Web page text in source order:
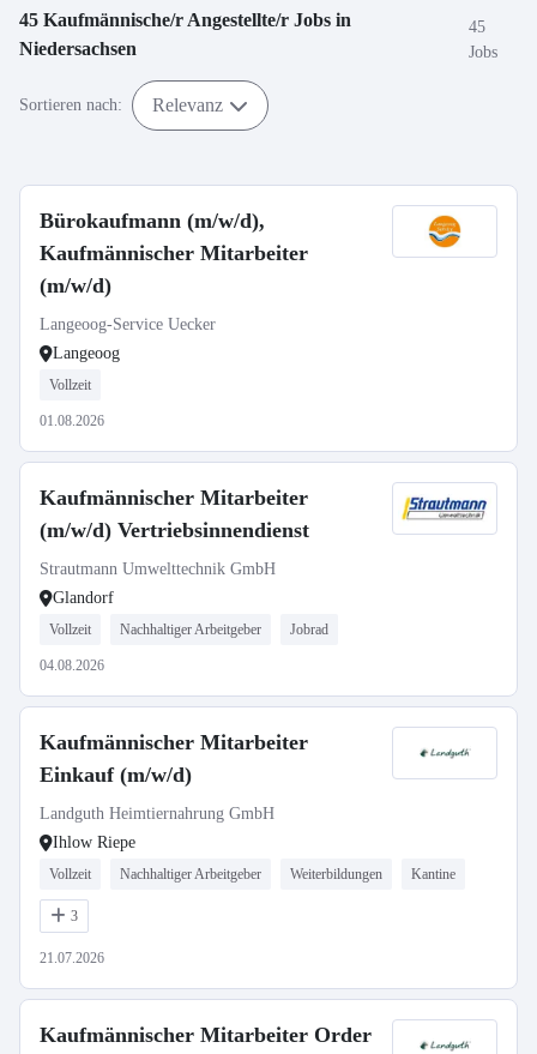
45 Kaufmännische/r Angestellte/r Jobs in
Niedersachsen
45
Jobs
Sortieren nach: Relevanz
Bürokaufmann (m/w/d),
Kaufmännischer Mitarbeiter
(m/w/d)
Langeoog-Service Uecker
Langeoog
Vollzeit
01.08.2026
Kaufmännischer Mitarbeiter
(m/w/d) Vertriebsinnendienst
Strautmann Umwelttechnik GmbH
Glandorf
Vollzeit Nachhaltiger Arbeitgeber Jobrad
04.08.2026
Kaufmännischer Mitarbeiter
Einkauf (m/w/d)
Landguth Heimtiernahrung GmbH
Ihlow Riepe
Vollzeit Nachhaltiger Arbeitgeber Weiterbildungen Kantine
3
21.07.2026
Kaufmännischer Mitarbeiter Order